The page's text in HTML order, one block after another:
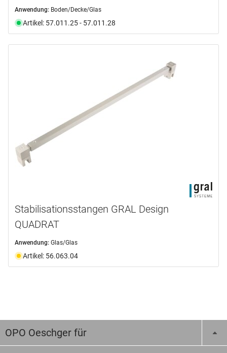
Anwendung: Boden/Decke/Glas
Artikel: 57.011.25 - 57.011.28
Stabilisationsstangen GRAL Design
QUADRAT
Anwendung: Glas/Glas
Artikel: 56.063.04
OPO Oeschger für